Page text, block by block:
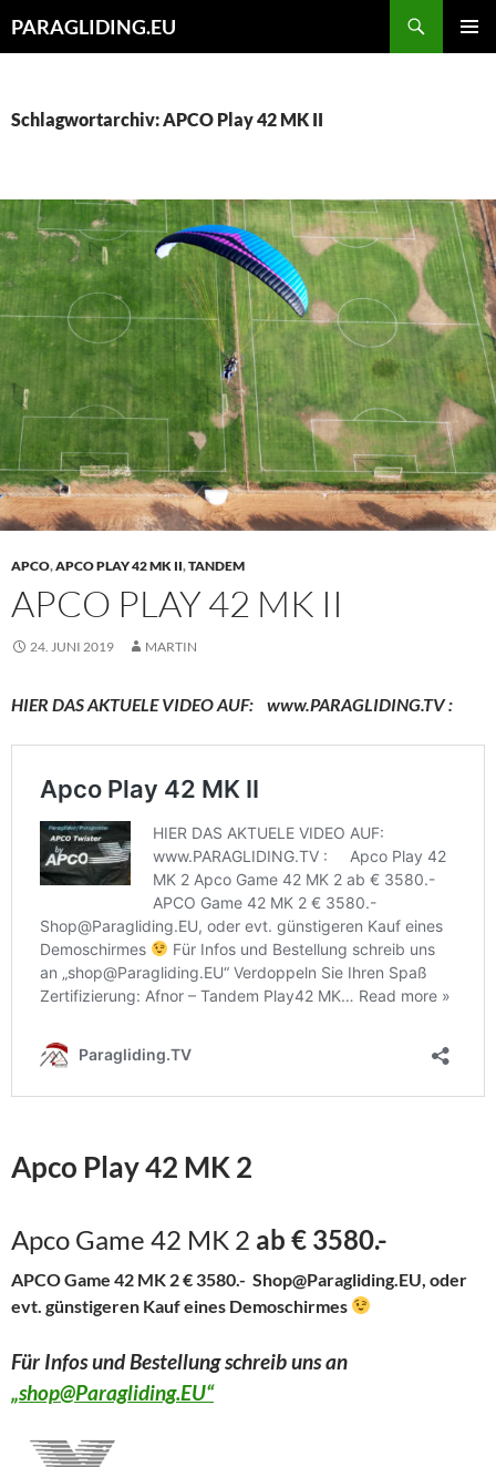
Inhalt
PARAGLIDING.EU
Schlagwortarchiv: APCO Play 42 MK II
APCO,APCO PLAY 42 MK II,TANDEM
APCO PLAY 42 MK II
24. JUNI 2019 MARTIN
HIER DAS AKTUELE VIDEO AUF: www.PARAGLIDING.TV :
Apco Play 42 MK 2
Apco Game 42 MK 2 ab € 3580.-
APCOGame 42 MK 2€ 3580.- Shop@Paragliding.EU, oder
evt. günstigeren Kauf eines Demoschirmes
Für Infos und Bestellung schreib uns an
„shop@Paragliding.EU“